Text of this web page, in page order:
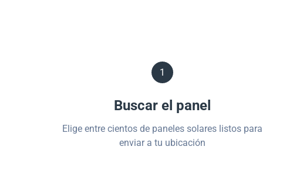
1
Buscar el panel
Elige entre cientos de paneles solares listos para
enviar a tu ubicación